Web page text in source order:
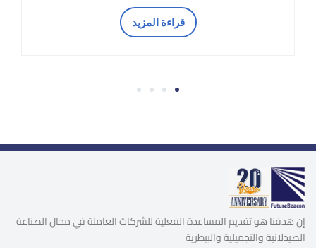
قراءة المزيد
1
2
3
4
إن هدفنا هو تقديم المساعدة الفعلية للشركات العاملة في مجال الصناعة
الصيدلانية والتجميلية والبيطرية